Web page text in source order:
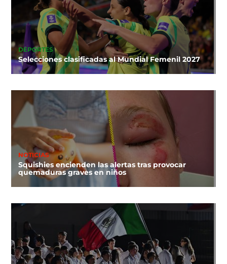
DEPORTES
Selecciones clasificadas al Mundial Femenil 2027
NOTICIAS
Squishies encienden las alertas tras provocar
quemaduras graves en niños